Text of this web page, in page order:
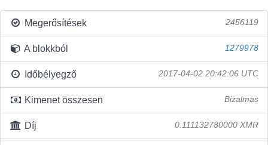
Megerősítések 2456119
A blokkból 1279978
Időbélyegző 2017-04-02 20:42:06 UTC
Kimenet összesen Bizalmas
Díj 0.111132780000 XMR